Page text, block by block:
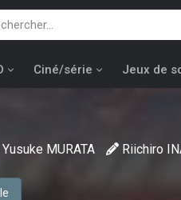
Ciné/série Jeux de
Yusuke MURATA Riichiro